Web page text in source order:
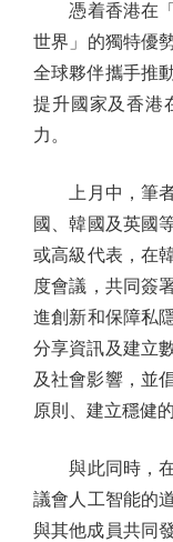
憑着香港在「
世界」的獨特優
全球夥伴攜手推
提升國家及香港
力。
上月中，筆者
國、韓國及英國
或高級代表，在
度會議，共同簽
進創新和保障私
分享資訊及建立
及社會影響，並
原則、建立穩健
與此同時，在
議會人工智能的
與其他成員共同